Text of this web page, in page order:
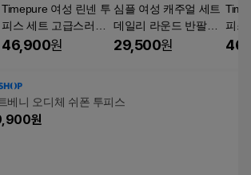
Timepure 여성 린넨 투
피스 세트 고급스러운
브이넥 반팔 상의 와이
46,900원
심플 여성 캐주얼 세트
데일리 라운드 반팔롱
스커트 투피스 세트 Z-
29,500원
피스
브이
베니 오디체 쉬폰 투피스
원